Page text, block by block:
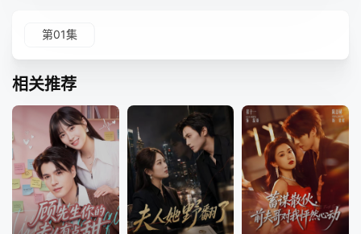
第01集
相关推荐